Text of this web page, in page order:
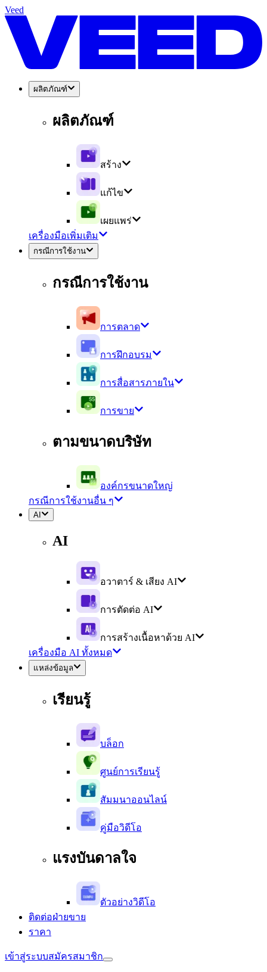
Veed
ผลิตภัณฑ์
ผลิตภัณฑ์
สร้าง
แก้ไข
เผยแพร่
เครื่องมือเพิ่มเติม
กรณีการใช้งาน
กรณีการใช้งาน
การตลาด
การฝึกอบรม
การสื่อสารภายใน
การขาย
ตามขนาดบริษัท
องค์กรขนาดใหญ่
กรณีการใช้งานอื่น ๆ
AI
AI
อวาตาร์ & เสียง AI
การตัดต่อ AI
การสร้างเนื้อหาด้วย AI
เครื่องมือ AI ทั้งหมด
แหล่งข้อมูล
เรียนรู้
บล็อก
ศูนย์การเรียนรู้
สัมมนาออนไลน์
คู่มือวิดีโอ
แรงบันดาลใจ
ตัวอย่างวิดีโอ
ติดต่อฝ่ายขาย
ราคา
เข้าสู่ระบบสมัครสมาชิก